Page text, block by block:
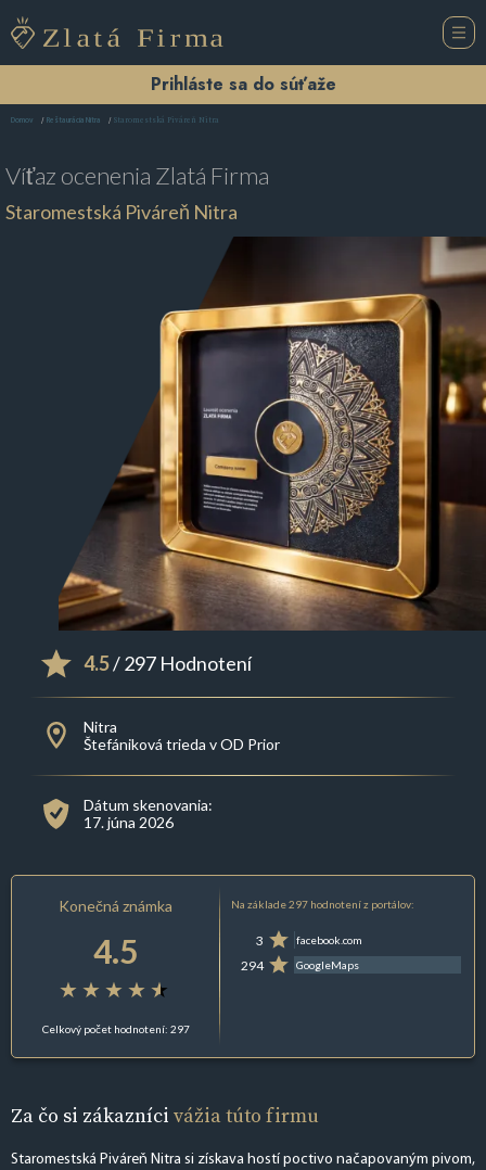
Prihláste sa do súťaže
Domov Reštaurácia Nitra Staromestská Piváreň Nitra
Víťaz ocenenia Zlatá Firma
Staromestská Piváreň Nitra
4.5/ 297 Hodnotení
Nitra
Štefániková trieda v OD Prior
Dátum skenovania:
17. júna 2026
Konečná známka
4.5
Celkový počet hodnotení: 297
Na základe 297 hodnotení z portálov:
3 facebook.com
294 GoogleMaps
Za čo si zákazníci vážia túto firmu
Staromestská Piváreň Nitra si získava hostí poctivo načapovaným pivom,